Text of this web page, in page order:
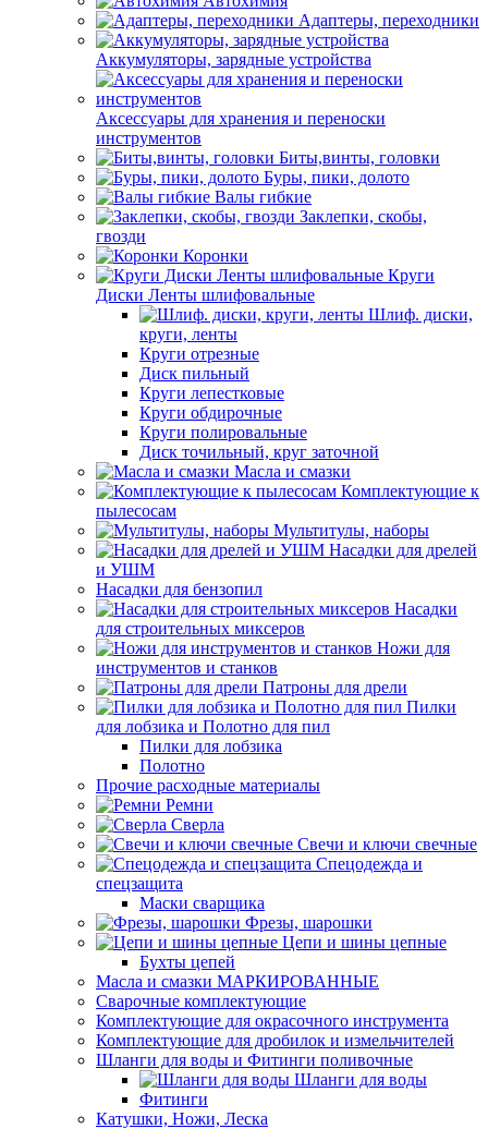
Адаптеры, переходники
Аккумуляторы, зарядные устройства
Аксессуары для хранения и переноски
инструментов
Биты,винты, головки
Буры, пики, долото
Валы гибкие
Заклепки, скобы,
гвозди
Коронки
Круги
Диски Ленты шлифовальные
Шлиф. диски,
круги, ленты
Круги отрезные
Диск пильный
Круги лепестковые
Круги обдирочные
Круги полировальные
Диск точильный, круг заточной
Масла и смазки
Комплектующие к
пылесосам
Мультитулы, наборы
Насадки для дрелей
и УШМ
Насадки для бензопил
Насадки
для строительных миксеров
Ножи для
инструментов и станков
Патроны для дрели
Пилки
для лобзика и Полотно для пил
Пилки для лобзика
Полотно
Прочие расходные материалы
Ремни
Сверла
Свечи и ключи свечные
Спецодежда и
спецзащита
Маски сварщика
Фрезы, шарошки
Цепи и шины цепные
Бухты цепей
Масла и смазки МАРКИРОВАННЫЕ
Сварочные комплектующие
Комплектующие для окрасочного инструмента
Комплектующие для дробилок и измельчителей
Шланги для воды и Фитинги поливочные
Шланги для воды
Фитинги
Катушки, Ножи, Леска